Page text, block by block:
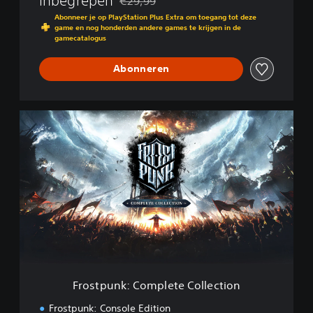
Korting ten opzichte van de
Abonneer je op PlayStation Plus Extra om toegang tot deze
game en nog honderden andere games te krijgen in de
gamecatalogus
Abonneren
r
u
n
Frostpunk: Complete Collection
Frostpunk: Console Edition